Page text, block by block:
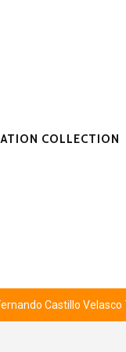
COLLECTION
Castillo Velasco